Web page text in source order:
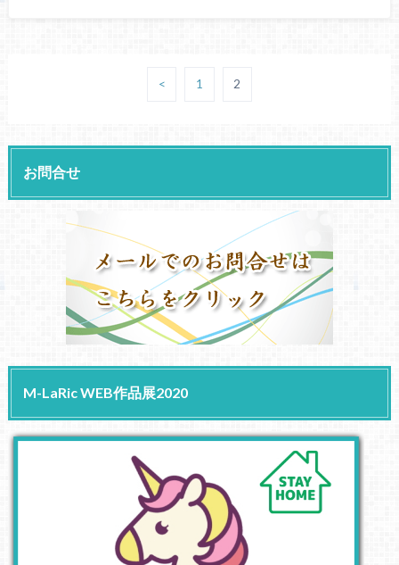
< 1 2
お問合せ
M-LaRic WEB作品展2020